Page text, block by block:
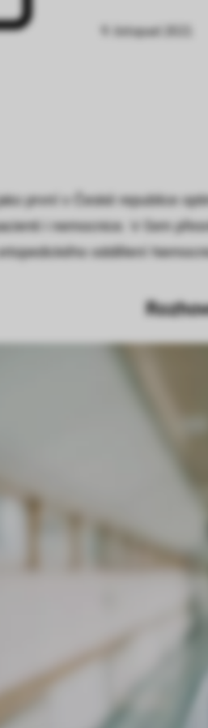
první v České republice
i nemocnice. V čem
oddělení